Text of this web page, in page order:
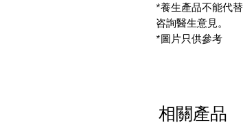
*養生產品不能代
咨詢醫生意見。
*圖片只供參考
相關產品